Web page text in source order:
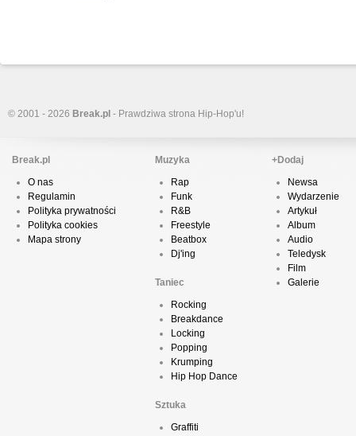
© 2001 - 2026 Break.pl - Prawdziwa strona Hip-Hop'u!
Break.pl
O nas
Regulamin
Polityka prywatności
Polityka cookies
Mapa strony
Muzyka
Rap
Funk
R&B
Freestyle
Beatbox
Dj'ing
Taniec
Rocking
Breakdance
Locking
Popping
Krumping
Hip Hop Dance
Sztuka
Graffiti
+Dodaj
Newsa
Wydarzenie
Artykuł
Album
Audio
Teledysk
Film
Galerie